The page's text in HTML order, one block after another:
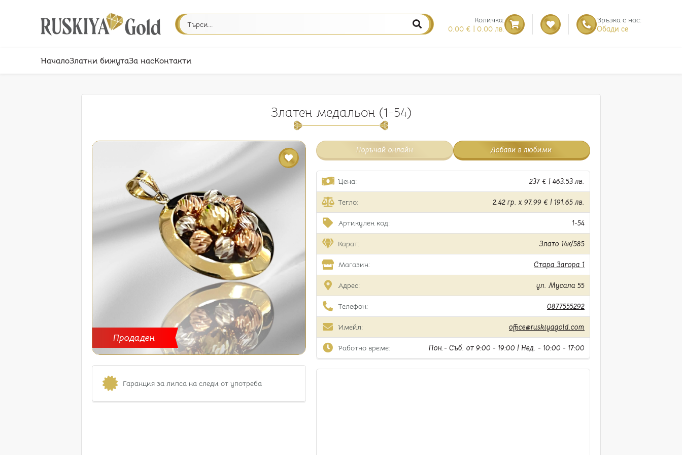
Количка:
0.00 € | 0.00 лв.
Връзка с нас:
Обади се
НачалоЗлатни бижутаЗа насКонтакти
Златен медальон (1-54)
Продаден
Гаранция за липса на следи от употреба
Поръчай онлайн Добави в любими
Цена: 237 € | 463.53 лв.
Тегло: 2.42 гр. x 97.99 € | 191.65 лв.
Артикулен код: 1-54
Карат: Злато 14к/585
Магазин: Стара Загора 1
Адрес: ул. Мусала 55
Телефон: 0877555292
Имейл: office@ruskiyagold.com
Работно време: Пон.- Съб. от 9:00 - 19:00 | Нед. - 10:00 - 17:00